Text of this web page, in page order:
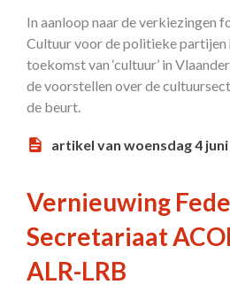
In aanloop naar de verkiezingen
Cultuur voor de politieke partijen
toekomst van ‘cultuur’ in
de voorstellen over de
de beurt.
artikel van woensdag 4 juni
Vernieuwing
Secretariaat
ALR-LRB